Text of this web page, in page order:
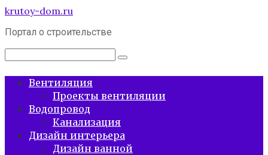
Перейти
контенту
krutoy-dom.ru
Портал о строительстве
Поиск:
Вентиляция
Проекты вентиляции
Водопровод
Канализация
Дизайн интерьера
Дизайн ванной